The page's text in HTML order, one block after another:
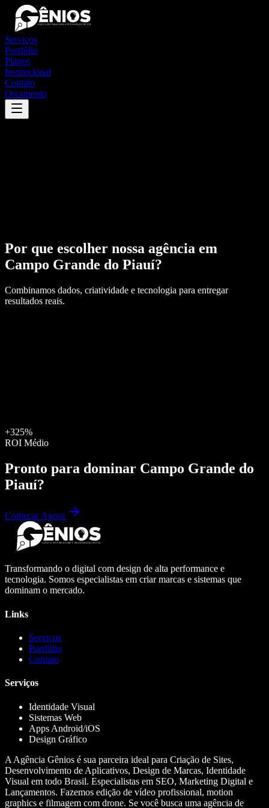
Serviços
Portfólio
Planos
Institucional
Contato
Orçamento
Por que escolher nossa agência em
Campo Grande do Piauí?
Combinamos dados, criatividade e tecnologia para entregar
resultados reais.
+325%
ROI Médio
Pronto para dominar Campo Grande do
Piauí?
Começar Agora
Transformando o digital com design de alta performance e
tecnologia. Somos especialistas em criar marcas e sistemas que
dominam o mercado.
Links
Serviços
Portfólio
Contato
Serviços
Identidade Visual
Sistemas Web
Apps Android/iOS
Design Gráfico
A Agência Gênios é sua parceira ideal para Criação de Sites,
Desenvolvimento de Aplicativos, Design de Marcas, Identidade
Visual em todo Brasil. Especialistas em SEO, Marketing Digital e
Lançamentos. Fazemos edição de vídeo profissional, motion
graphics e filmagem com drone. Se você busca uma agência de